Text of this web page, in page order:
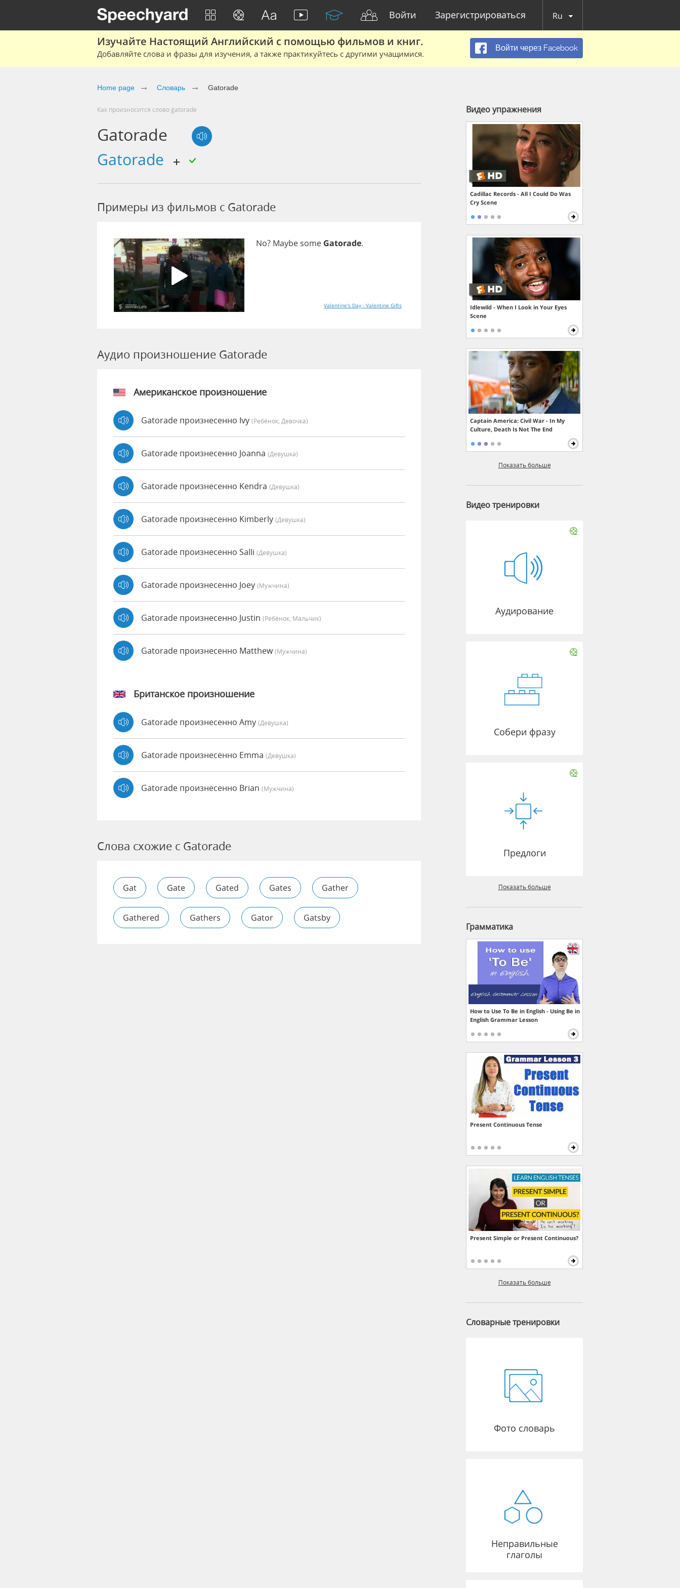
Войти Зарегистрироваться Ru
Изучайте Настоящий Английский с помощью фильмов и книг.
Добавляйте слова и фразы для изучения, а также практикуйтесь с другими учащимися.
Войти через Facebook
Home page Словарь Gatorade
Как произносится слово gatorade
Gatorade
Gatorade
Примеры из фильмов c Gatorade
No? Maybe some Gatorade.
Valentine's Day - Valentine Gifts
Аудио произношение Gatorade
Американское произношение
Gatorade произнесенно Ivy (Ребёнок, Девочка)
Gatorade произнесенно Joanna (девушка)
Gatorade произнесенно Kendra (девушка)
Gatorade произнесенно Kimberly (девушка)
Gatorade произнесенно Salli (девушка)
Gatorade произнесенно Joey (мужчина)
Gatorade произнесенно Justin (Ребёнок, Мальчик)
Gatorade произнесенно Matthew(мужчина)
Британское произношение
Gatorade произнесенно Amy (девушка)
Gatorade произнесенно Emma (девушка)
Gatorade произнесенно Brian (мужчина)
Слова схожие с Gatorade
Gat Gate Gated Gates Gather
Gathered Gathers Gator Gatsby
Видео упражнения
Cadillac Records - All I Could Do Was
Cry Scene
Idlewild - When I Look in Your Eyes
Scene
Captain America: Civil War - In My
Culture, Death Is Not The End
Показать больше
Видео тренировки
Аудирование
Собери фразу
Предлоги
Показать больше
Грамматика
How to Use To Be in English - Using Be in
English Grammar Lesson
Present Continuous Tense
Present Simple or Present Continuous?
Показать больше
Словарные тренировки
Фото словарь
Неправильные
глаголы